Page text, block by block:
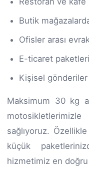
Butik
Ofisler arası
E-ticaret
Kişisel
Maksimum 30 kg
sağlıyoruz.
küçük
hizmetimiz en doğru